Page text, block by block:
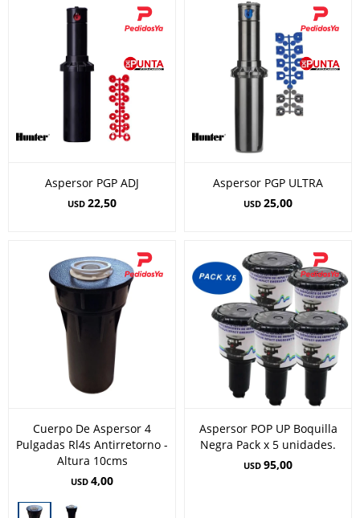
Aspersor PGP ADJ
USD 22,50
Aspersor PGP ULTRA
USD 25,00
Cuerpo De Aspersor 4
Pulgadas Rl4s Antirretorno -
Altura 10cms
USD 4,00
Aspersor POP UP Boquilla
Negra Pack x 5 unidades.
USD 95,00